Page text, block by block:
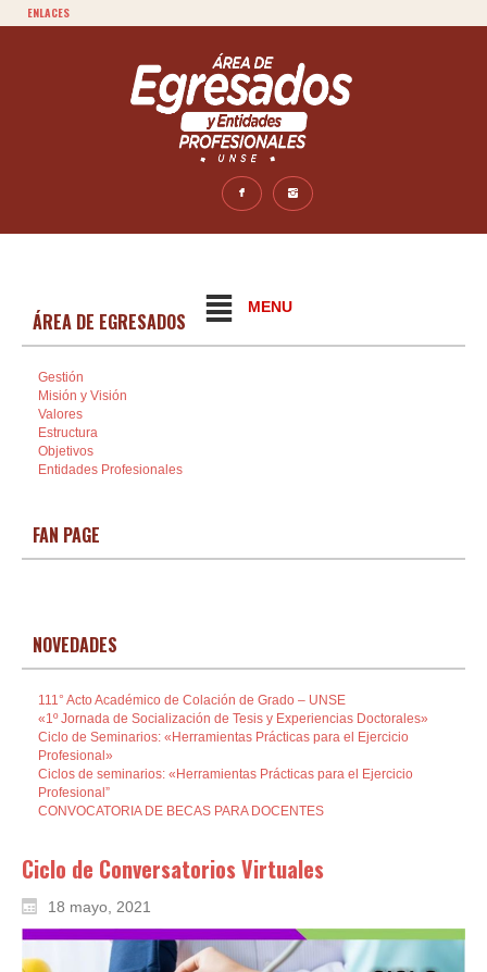
ENLACES
MENU
ÁREA DE EGRESADOS
Gestión
Misión y Visión
Valores
Estructura
Objetivos
Entidades Profesionales
FAN PAGE
NOVEDADES
111° Acto Académico de Colación de Grado – UNSE
«1º Jornada de Socialización de Tesis y Experiencias Doctorales»
Ciclo de Seminarios: «Herramientas Prácticas para el Ejercicio
Profesional»
Ciclos de seminarios: «Herramientas Prácticas para el Ejercicio
Profesional”
CONVOCATORIA DE BECAS PARA DOCENTES
Ciclo de Conversatorios Virtuales
18 mayo, 2021